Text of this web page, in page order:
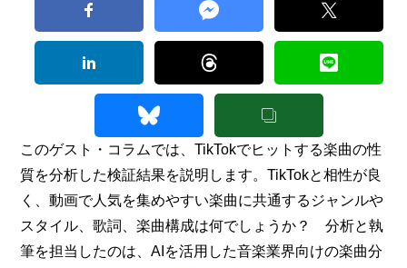
このゲスト・コラムでは、TikTokでヒットする楽曲の性
質を分析した検証結果を説明します。TikTokと相性が良
く、動画で人気を集めやすい楽曲に共通するジャンルや
スタイル、歌詞、楽曲構成は何でしょうか？　分析と執
筆を担当したのは、AIを活用した音楽業界向けの楽曲分